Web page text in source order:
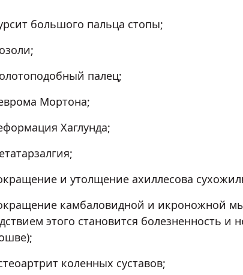
большого пальца стопы;
палец;
Мортона;
Хаглунда;
и утолщение ахиллесова
камбаловидной и икроножной
этого становится болезненность
коленных суставов;